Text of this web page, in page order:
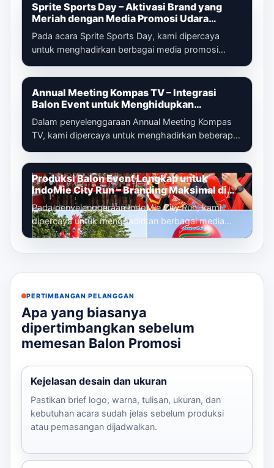
Sprite Sports Day – Aktivasi Brand yang
Meriah dengan Media Promosi Udara
Terintegrasi
Pada acara Sprite Sports Day, kami dipercaya
untuk menghadirkan berbagai media promosi
Annual Meeting Kompas TV – Integrasi
Balon Event untuk Menghidupkan
Pengalaman Peserta
Dalam penyelenggaraan Annual Meeting Kompas
TV, kami dipercaya untuk menghadirkan beberapa
Produksi Balon Event Lengkap untuk
IndoMie City Run – Branding Maksimal di
Setiap Titik Acara
Pada penyelenggaraan IndoMie City Run, kami
dipercaya untuk menghadirkan berbagai media
promosi udara yang berfungsi sebagai eleme...
PERTIMBANGAN PELANGGAN
Apa yang biasanya
dipertimbangkan sebelum
memesan Balon Promosi
Kejelasan desain dan ukuran
Pastikan brief logo, warna, tulisan, ukuran, dan
kebutuhan acara sudah jelas sebelum produksi
atau pemasangan dijadwalkan.